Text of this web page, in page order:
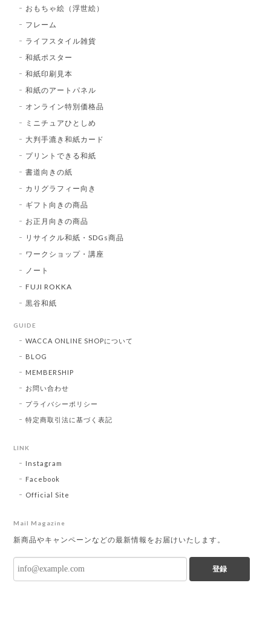
おもちゃ絵（浮世絵）
フレーム
ライフスタイル雑貨
和紙ポスター
和紙印刷見本
和紙のアートパネル
オンライン特別価格品
ミニチュアひとしめ
大判手漉き和紙カード
プリントできる和紙
書道向きの紙
カリグラフィー向き
ギフト向きの商品
お正月向きの商品
リサイクル和紙・SDGs商品
ワークショップ・講座
ノート
FUJI ROKKA
黒谷和紙
GUIDE
WACCA ONLINE SHOPについて
BLOG
MEMBERSHIP
お問い合わせ
プライバシーポリシー
特定商取引法に基づく表記
LINK
Instagram
Facebook
Official Site
Mail Magazine
新商品やキャンペーンなどの最新情報をお届けいたします。
登録